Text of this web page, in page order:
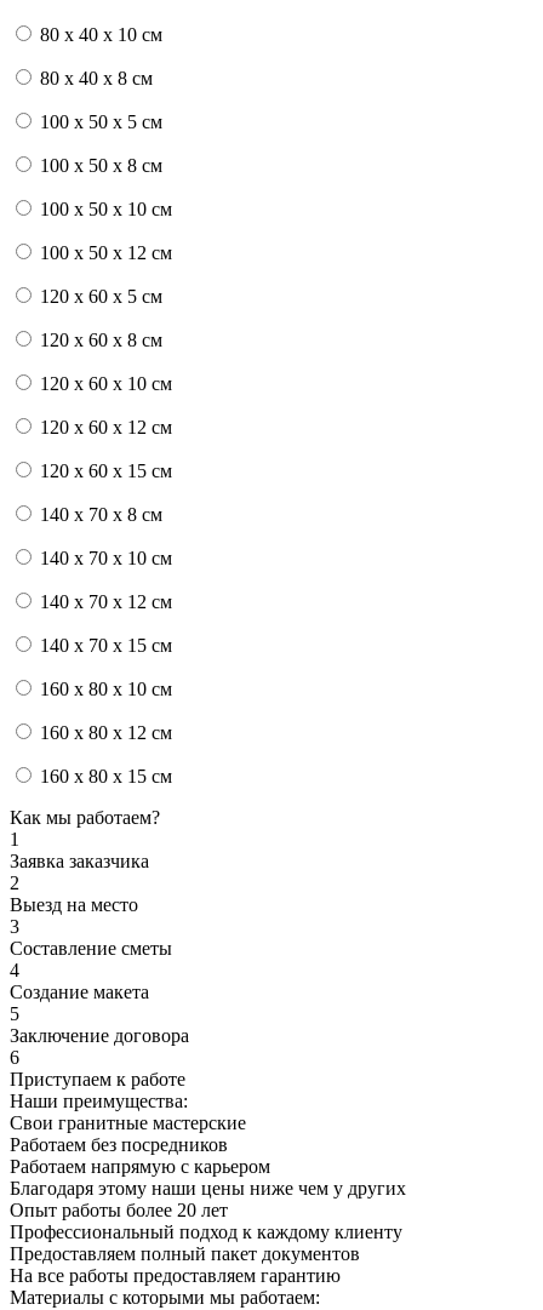
80 x 40 x 10 см
80 x 40 x 8 см
100 x 50 x 5 см
100 х 50 х 8 см
100 x 50 x 10 см
100 x 50 x 12 см
120 x 60 x 5 см
120 x 60 x 8 см
120 x 60 x 10 см
120 x 60 x 12 см
120 x 60 x 15 см
140 x 70 x 8 см
140 x 70 x 10 см
140 x 70 x 12 см
140 x 70 x 15 см
160 x 80 x 10 см
160 x 80 x 12 см
160 x 80 x 15 см
Как мы работаем?
1
Заявка заказчика
2
Выезд на место
3
Составление сметы
4
Создание макета
5
Заключение договора
6
Приступаем к работе
Наши преимущества:
Свои гранитные мастерские
Работаем без посредников
Работаем напрямую с карьером
Благодаря этому наши цены ниже чем у других
Опыт работы более 20 лет
Профессиональный подход к каждому клиенту
Предоставляем полный пакет документов
На все работы предоставляем гарантию
Материалы с которыми мы работаем: